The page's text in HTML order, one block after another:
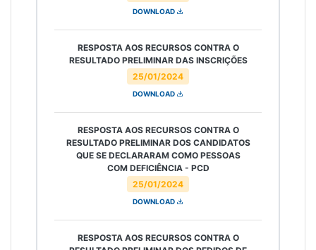
DOWNLOAD
25/01/2024
RESPOSTA AOS RECURSOS CONTRA O
RESULTADO PRELIMINAR DAS INSCRIÇÕES
DOWNLOAD
25/01/2024
RESPOSTA AOS RECURSOS CONTRA O
RESULTADO PRELIMINAR DOS CANDIDATOS
QUE SE DECLARARAM COMO PESSOAS
COM DEFICIÊNCIA - PCD
DOWNLOAD
RESPOSTA AOS RECURSOS CONTRA O